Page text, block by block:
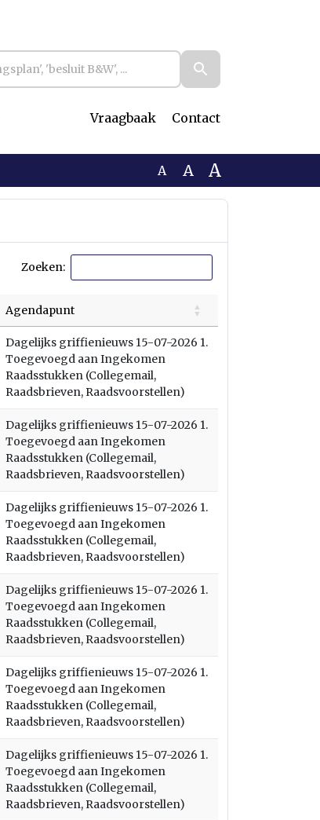
Vraagbaak Contact
A A A
Zoeken:
Agendapunt
Dagelijks griffienieuws 15-07-2026 1.
Toegevoegd aan Ingekomen
Raadsstukken (Collegemail,
Raadsbrieven, Raadsvoorstellen)
Dagelijks griffienieuws 15-07-2026 1.
Toegevoegd aan Ingekomen
Raadsstukken (Collegemail,
Raadsbrieven, Raadsvoorstellen)
Dagelijks griffienieuws 15-07-2026 1.
Toegevoegd aan Ingekomen
Raadsstukken (Collegemail,
Raadsbrieven, Raadsvoorstellen)
Dagelijks griffienieuws 15-07-2026 1.
Toegevoegd aan Ingekomen
Raadsstukken (Collegemail,
Raadsbrieven, Raadsvoorstellen)
Dagelijks griffienieuws 15-07-2026 1.
Toegevoegd aan Ingekomen
Raadsstukken (Collegemail,
Raadsbrieven, Raadsvoorstellen)
Dagelijks griffienieuws 15-07-2026 1.
Toegevoegd aan Ingekomen
Raadsstukken (Collegemail,
Raadsbrieven, Raadsvoorstellen)